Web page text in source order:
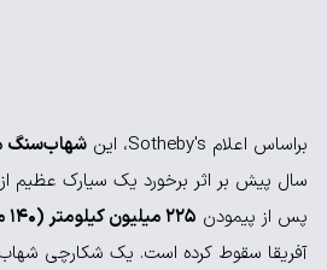
براساس اعلام Sotheby's، این شهاب‌سنگ
سال پیش بر اثر برخورد یک سیارک
پس از پیمودن 225 میلیون کیلومتر (140 میلیون مایل)
آفریقا سقوط کرده است. یک شکارچی